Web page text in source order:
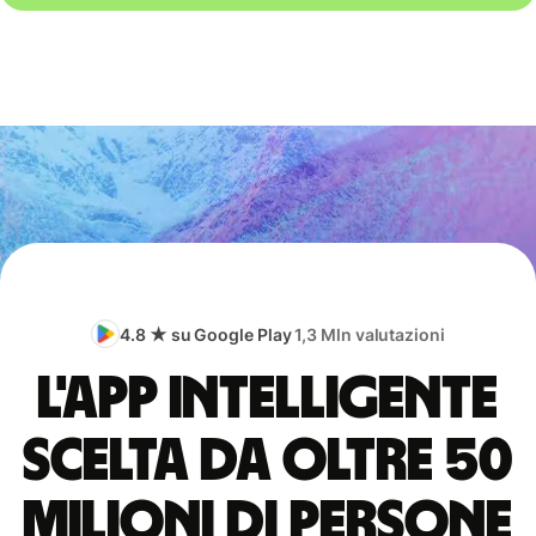
4.8 ★ su Google Play1,3 Mln valutazioni
L'app intelligente
scelta da oltre 50
milioni di persone